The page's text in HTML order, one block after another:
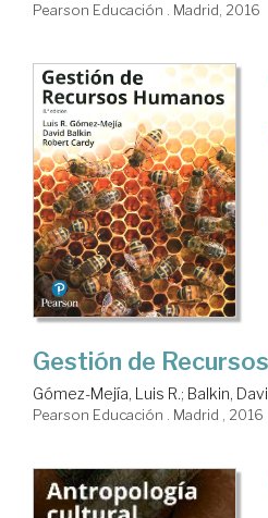
Pearson Educación . Madrid, 2016
Gestión de
Gómez-Mejía, Luis R.; Balkin,
Pearson Educación . Madrid , 2016